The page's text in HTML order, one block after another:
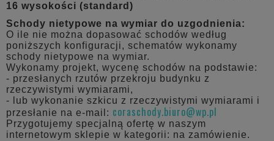
16 wysokości (standard)
Schody nietypowe na wymiar do uzgodnienia:
O ile nie można dopasować schodów według
poniższych konfiguracji, schematów wykonamy
schody nietypowe na wymiar.
Wykonamy projekt, wycenę schodów na podstawie:
- przesłanych rzutów przekroju budynku z
rzeczywistymi wymiarami,
- lub wykonanie szkicu z rzeczywistymi wymiarami i
przesłanie na e-mail: coraschody.biuro@wp.pl
Przygotujemy specjalną ofertę w naszym
internetowym sklepie w kategorii: na zamówienie.